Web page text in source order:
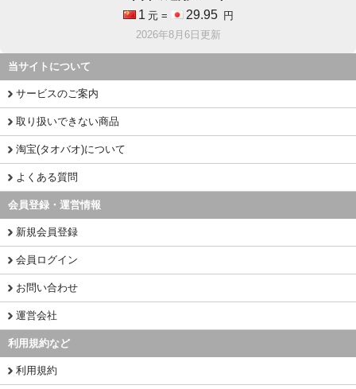
1 元 = 29.95
円
2026年8月6日更新
当サイトについて
サービスのご案内
取り扱いできない商品
淘宝(タオバオ)について
よくある質問
会員登録・運営情報
新規会員登録
会員ログイン
お問い合わせ
運営会社
利用規約など
利用規約